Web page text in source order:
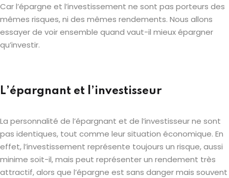
Car l’épargne et l’investissement ne sont pas porteurs des
mêmes risques, ni des mêmes rendements. Nous allons
essayer de voir ensemble quand vaut-il mieux épargner
qu’investir.
L’épargnant et l’investisseur
La personnalité de l’épargnant et de l’investisseur ne sont
pas identiques, tout comme leur situation économique. En
effet, l’investissement représente toujours un risque, aussi
minime soit-il, mais peut représenter un rendement très
attractif, alors que l’épargne est sans danger mais souvent